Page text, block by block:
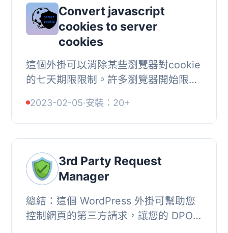
Convert javascript
cookies to server
cookies
這個外掛可以消除某些瀏覽器對cookie
的七天期限限制。許多瀏覽器開始限制
期，例如Safari ITP 2.1。, 為什麼對生
存週期的限...
2023-02-05·安裝：20+
3rd Party Request
Manager
總結：這個 WordPress 外掛可幫助您
控制網頁的第三方請求，讓您的 DPO